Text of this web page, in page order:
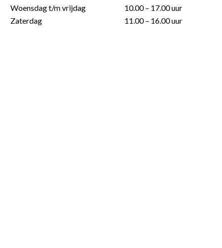
Woensdag t/m vrijdag
10.00 – 17.00 uur
Zaterdag
11.00 – 16.00 uur